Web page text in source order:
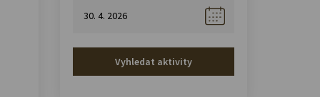
Vyhledat aktivity